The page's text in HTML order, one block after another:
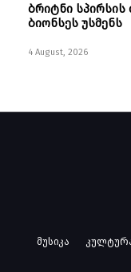
ბრიტნი
ბიონსეს უსმენს
4 August, 2026
მუსიკა